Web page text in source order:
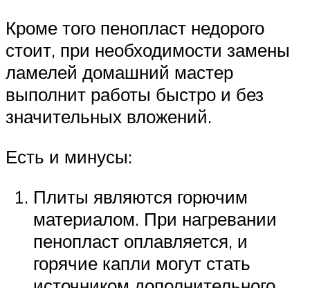
Кроме того пенопласт недорого
стоит, при необходимости замены
ламелей домашний мастер
выполнит работы быстро и без
значительных вложений.
Есть и минусы:
Плиты являются горючим
материалом. При нагревании
пенопласт оплавляется, и
горячие капли могут стать